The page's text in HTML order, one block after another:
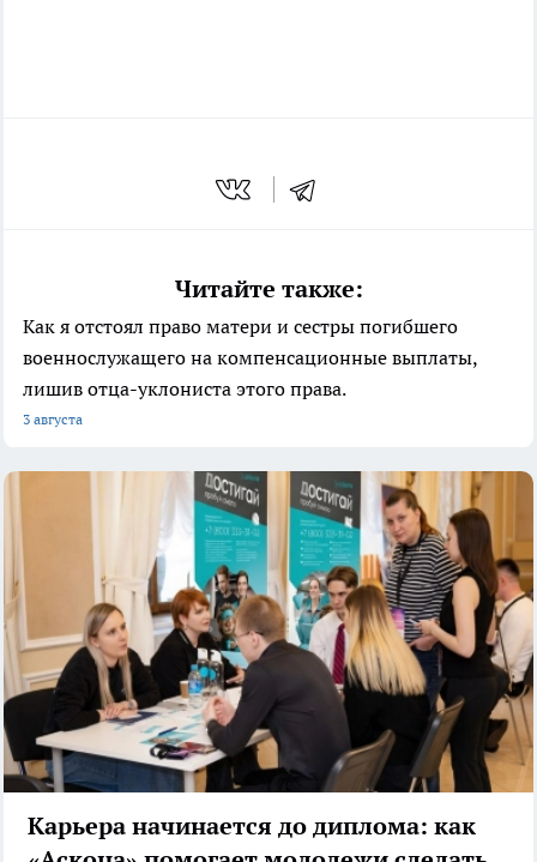
Читайте также:
Как я отстоял право матери и сестры погибшего
военнослужащего на компенсационные выплаты,
лишив отца-уклониста этого права.
3 августа
Карьера начинается до диплома: как